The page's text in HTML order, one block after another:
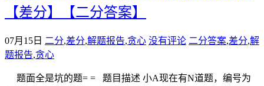
【差分】【二分答案】
07月15日 二分,差分,解题报告,贪心 没有评论 二分答案,差分,解
题报告,贪心
题面全是坑的题= = 题目描述 小A现在有N道题，编号为